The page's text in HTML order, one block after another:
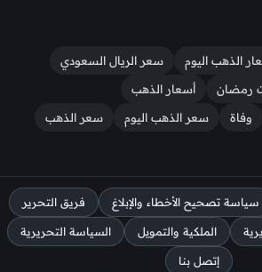
الذهب اليوم
سعر الريال السعودي
رمضان
أسعار الذهب
وفاة سعر الذهب اليوم سعر الذهب
سياسة تصحيح الأخطاء والإبلاغ فريق التحرير
الملكية والتمويل السياسة التحريرية
إتصل بنا